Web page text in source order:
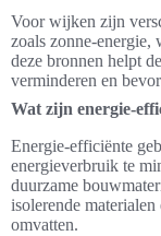
Voor wijken zijn
zoals zonne-energie,
deze bronnen helpt
verminderen en
Wat zijn energie-
Energie-efficiënte
energieverbruik te
duurzame
isolerende
omvatten.